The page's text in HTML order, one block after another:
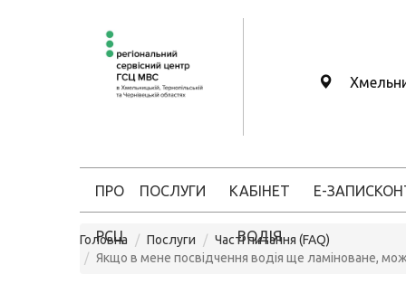
ПРО
РСЦ
ПОСЛУГИ КАБІНЕТ
ВОДІЯ
Е-ЗАПИС
Головна Послуги
Часті питання (FAQ)
Якщо в мене посвідчення водія ще ламіноване,